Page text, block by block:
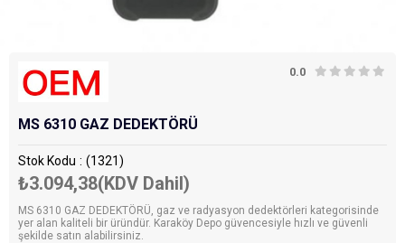
0.0
MS 6310 GAZ DEDEKTÖRÜ
Stok Kodu (1321)
₺3.094,38(KDV Dahil)
MS 6310 GAZ DEDEKTÖRÜ, gaz ve radyasyon dedektörleri kategorisinde
yer alan kaliteli bir üründür. Karaköy Depo güvencesiyle hızlı ve güvenli
şekilde satın alabilirsiniz.